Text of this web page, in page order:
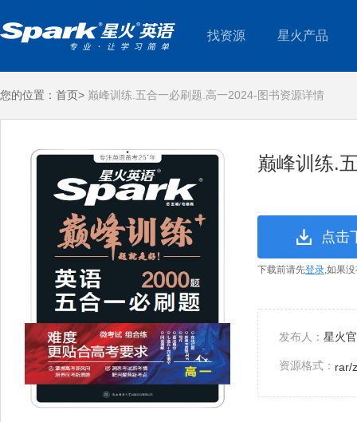
找资源 星火产品
您的位置： 首页> 巅峰训练.五合一必刷题.高一2024-图书资源详情
巅峰训练.
点击
下载前请先登录,如果
发布人： 星火
资源格式： rar/